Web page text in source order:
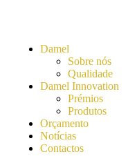
Damel
Sobre nós
Qualidade
Damel Innovation
Prémios
Produtos
Orçamento
Notícias
Contactos